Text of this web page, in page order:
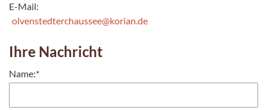
E-Mail:
olvenstedterchaussee@korian.de
Ihre Nachricht
Name:*